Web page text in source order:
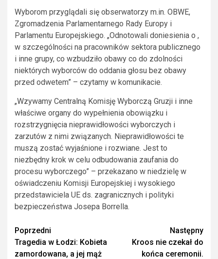
Wyborom przyglądali się obserwatorzy m.in. OBWE,
Zgromadzenia Parlamentarnego Rady Europy i
Parlamentu Europejskiego. „Odnotowali doniesienia o ,
w szczególności na pracowników sektora publicznego
i inne grupy, co wzbudziło obawy co do zdolności
niektórych wyborców do oddania głosu bez obawy
przed odwetem” – czytamy w komunikacie.
„Wzywamy Centralną Komisję Wyborczą Gruzji i inne
właściwe organy do wypełnienia obowiązku i
rozstrzygnięcia nieprawidłowości wyborczych i
zarzutów z nimi związanych. Nieprawidłowości te
muszą zostać wyjaśnione i rozwiane. Jest to
niezbędny krok w celu odbudowania zaufania do
procesu wyborczego” – przekazano w niedzielę w
oświadczeniu Komisji Europejskiej i wysokiego
przedstawiciela UE ds. zagranicznych i polityki
bezpieczeństwa Josepa Borrella.
Zobacz
wpisy
Poprzedni
Tragedia w Łodzi: Kobieta
zamordowana, a jej mąż
Następny
Kroos nie czekał do
końca ceremonii.